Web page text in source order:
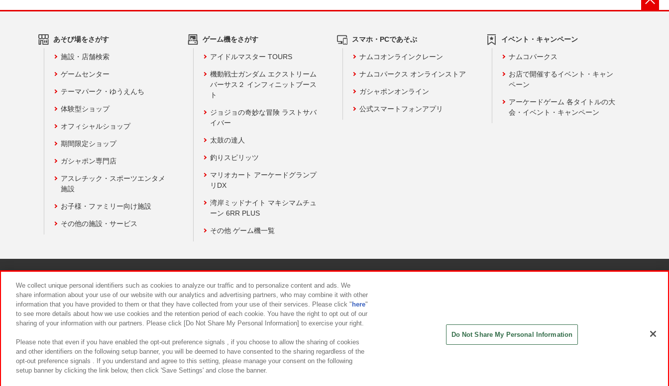
あそび場をさがす
施設・店舗検索
ゲームセンター
テーマパーク・ゆうえんち
体験型ショップ
オフィシャルショップ
期間限定ショップ
ガシャポン専門店
アスレチック・スポーツエンタメ
施設
お子様・ファミリー向け施設
その他の施設・サービス
ゲーム機をさがす
アイドルマスター TOURS
機動戦士ガンダム エクストリーム
バーサス２ インフィニットブース
ト
ジョジョの奇妙な冒険 ラストサバ
イバー
太鼓の達人
釣りスピリッツ
マリオカート アーケードグランプ
リDX
湾岸ミッドナイト マキシマムチュ
ーン 6RR PLUS
その他 ゲーム機一覧
スマホ・PCであそぶ
ナムコオンラインクレーン
ナムコパークス オンラインストア
ガシャポンオンライン
公式スマートフォンアプリ
イベント・キャンペーン
ナムコパークス
お店で開催するイベント・キャン
ペーン
アーケードゲーム 各タイトルの大
会・イベント・キャンペーン
食品のご提供について カスタマーハラスメント対応方針
We collect unique personal identifiers such as cookies to analyze our traffic and to personalize content and ads. We
share information about your use of our website with our analytics and advertising partners, who may combine it with other
information that you have provided to them or that they have collected from your use of their services. Please click " here"
to see more details about how we use cookies and the retention period of each cookie. You have the right to opt out of our
sharing of your information with our partners. Please click [Do Not Share My Personal Information] to exercise your right.
Please note that even if you have enabled the opt-out preference signals , if you choose to allow the sharing of cookies
and other identifiers on the following setup banner, you will be deemed to have consented to the sharing regardless of the
opt-out preference signals . If you understand and agree to this setting, please manage your consent on the following
setup banner by clicking the link below, then click 'Save Settings' and close the banner.
Do Not Share My Personal Information